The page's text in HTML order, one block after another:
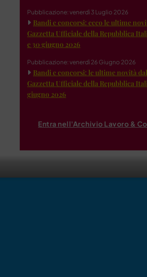
Pubblicazione: venerdì 3 Luglio 2026
Bandi e concorsi: ecco le ultime
Gazzetta Ufficiale della Repubblica
e 30 giugno 2026
Pubblicazione: venerdì 26 Giugno 2026
Bandi e concorsi: le ultime novità
Gazzetta Ufficiale della Repubblica
giugno 2026
Entra nell'Archivio Lavoro &